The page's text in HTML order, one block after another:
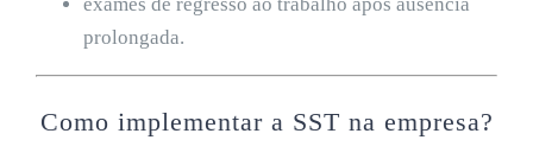
prolongada.
Como implementar a SST na empresa?